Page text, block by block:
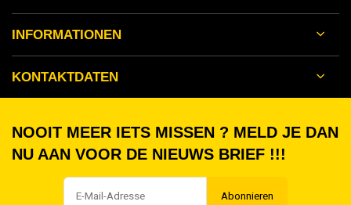
INFORMATIONEN
KONTAKTDATEN
NOOIT MEER IETS MISSEN ? MELD JE DAN
NU AAN VOOR DE NIEUWS BRIEF !!!
Abonnieren